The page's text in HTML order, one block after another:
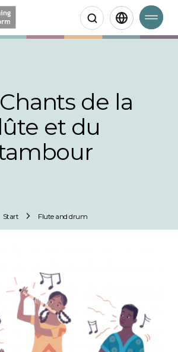
Search
de la
et du
Start Flute and drum